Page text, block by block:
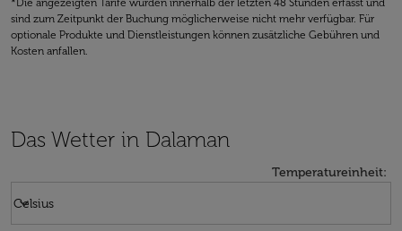
*Die angezeigten Tarife wurden innerhalb der letzten 48 Stunden erfasst und
sind zum Zeitpunkt der Buchung möglicherweise nicht mehr verfügbar. Für
optionale Produkte und Dienstleistungen können zusätzliche Gebühren und
Kosten anfallen.
Das Wetter in Dalaman
Temperatureinheit:
Celsius
keyboard_arrow_down